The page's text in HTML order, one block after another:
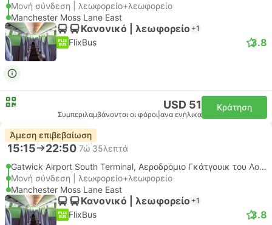
Μονή σύνδεση | λεωφορείο+λεωφορείο
Manchester Moss Lane East
Κανονικό | λεωφορείο +1
FlixBus 3.8
USD 51
Συμπεριλαμβάνονται οι φόροι ανα ενήλικα
Κράτηση
Άμεση επιβεβαίωση
15:15 22:50 7ώ 35λεπτά
Gatwick Airport South Terminal, Αεροδρόμιο Γκάτγουικ του Λονδίνου
Μονή σύνδεση | λεωφορείο+λεωφορείο
Manchester Moss Lane East
Κανονικό | λεωφορείο +1
FlixBus 3.8